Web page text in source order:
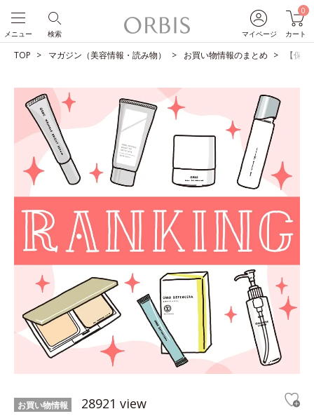
マイページ
0
カート
検索
メニュー
TOP マガジン（美容情報・読み物） お買い物情報のまとめ 【保
お買い物情報 28921 view